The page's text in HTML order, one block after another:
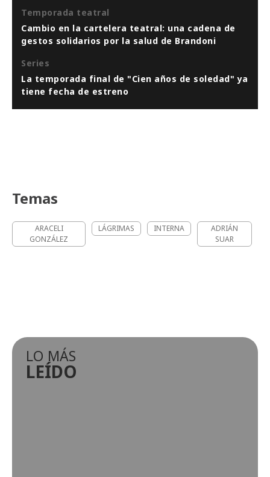
Temporada teatral
Cambio en la cartelera teatral: una cadena de
gestos solidarios por la salud de Brandoni
Series
La temporada final de "Cien años de soledad" ya
tiene fecha de estreno
Temas
ARACELI
GONZÁLEZ
LÁGRIMAS INTERNA
ADRIÁN
SUAR
LO MÁS
LEÍDO